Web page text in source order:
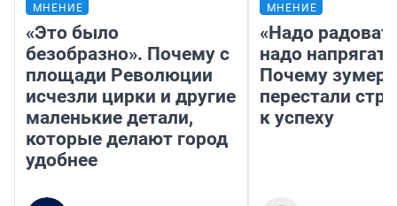
МНЕНИЕ
«Это было
безобразно». Почему с
площади Революции
исчезли цирки и другие
маленькие детали,
которые делают город
удобнее
МНЕНИЕ
«Надо
надо
Почему
перестали
к успеху